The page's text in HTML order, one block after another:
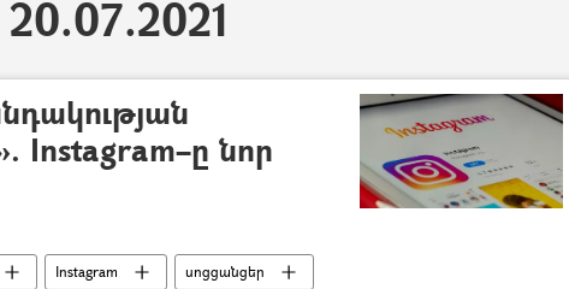
Instagram–ը նոր
Instagram սոցցանցեր